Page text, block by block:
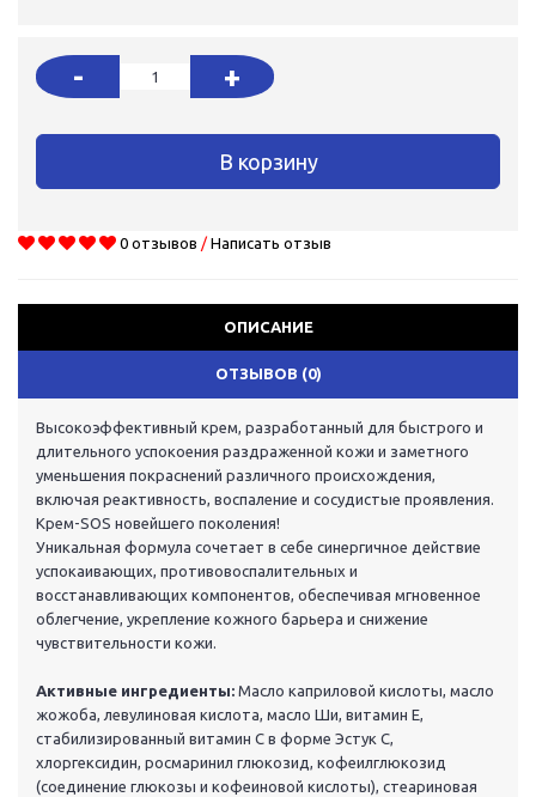
- +
В корзину
0 отзывов / Написать отзыв
ОПИСАНИЕ
ОТЗЫВОВ (0)
Высокоэффективный крем, разработанный для быстрого и
длительного успокоения раздраженной кожи и заметного
уменьшения покраснений различного происхождения,
включая реактивность, воспаление и сосудистые проявления.
Крем-SOS новейшего поколения!
Уникальная формула сочетает в себе синергичное действие
успокаивающих, противовоспалительных и
восстанавливающих компонентов, обеспечивая мгновенное
облегчение, укрепление кожного барьера и снижение
чувствительности кожи.
Активные ингредиенты: Масло каприловой кислоты, масло
жожоба, левулиновая кислота, масло Ши, витамин Е,
стабилизированный витамин С в форме Эстук С,
хлоргексидин, росмаринил глюкозид, кофеилглюкозид
(соединение глюкозы и кофеиновой кислоты), стеариновая